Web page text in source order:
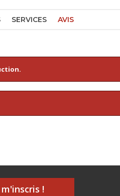
SERVICES AVIS
m'inscris !